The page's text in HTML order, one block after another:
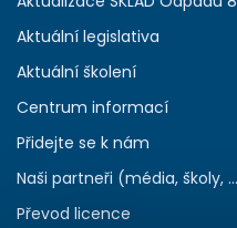
Aktuální legislativa
Aktuální školení
Centrum informací
Přidejte se k nám
Naši partneři (média, školy,
Převod licence